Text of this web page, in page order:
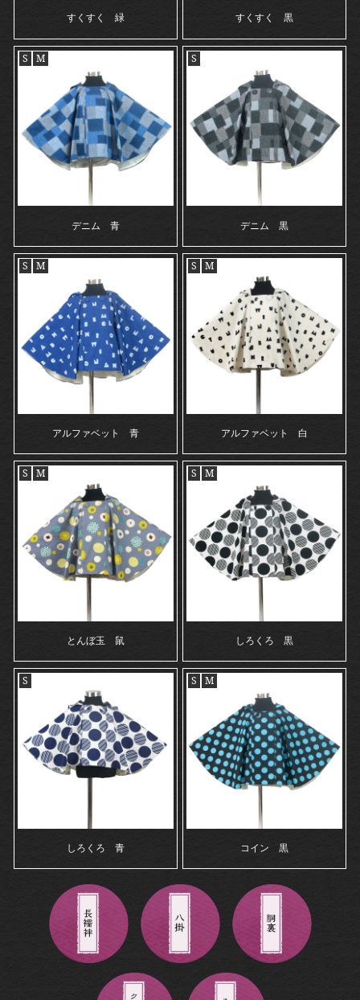
すくすく 緑 すくすく 黒
S M
デニム 青
S
デニム 黒
S M
アルファベット 青
S M
アルファベット 白
S M
とんぼ玉 鼠
S M
しろくろ 黒
S
しろくろ 青
S M
コイン 黒